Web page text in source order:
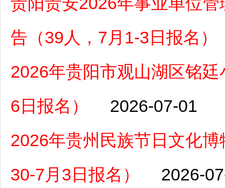
告（39人，7月1-3日报名）
2026年贵阳市观山湖区铭
6日报名）
2026-07-01
2026年贵州民族节日文化
30-7月3日报名）
2026-